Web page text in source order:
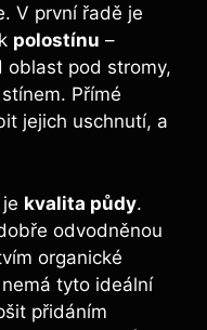
V první řadě je
polostínu –
oblast pod stromy,
Přímé
jejich uschnutí, a
kvalita půdy.
odvodněnou
organické
tyto ideální
přidáním